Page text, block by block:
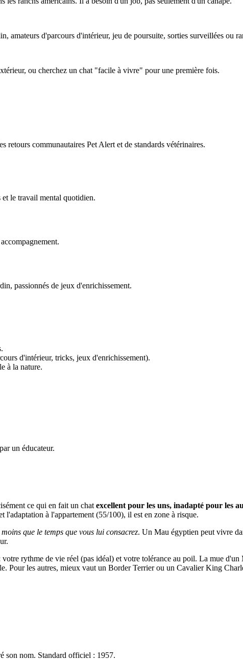
amateurs d'parcours d'intérieur, jeu de poursuite, sorties surveillées ou
ou cherchez un chat "facile à vivre" pour une première fois.
retours communautaires Pet Alert et de standards vétérinaires.
le travail mental quotidien.
passionnés de jeux d'enrichissement.
d'intérieur, tricks, jeux d'enrichissement).
à la nature.
un éducateur.
ce qui en fait un chat excellent pour les uns, inadapté pour les
l'adaptation à l'appartement (55/100), il est en zone à risque.
que le temps que vous lui consacrez. Un Mau égyptien peut vivre
rythme de vie réel (pas idéal) et votre tolérance au poil. La mue
Pour les autres, mieux vaut un Border Terrier ou un Cavalier King
son nom. Standard officiel : 1957.